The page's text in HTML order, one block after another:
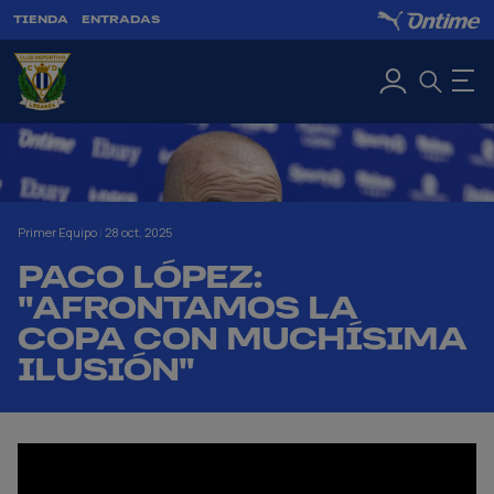
TIENDA ENTRADAS
Primer Equipo | 28 oct. 2025
PACO LÓPEZ:
"AFRONTAMOS LA
COPA CON MUCHÍSIMA
ILUSIÓN"